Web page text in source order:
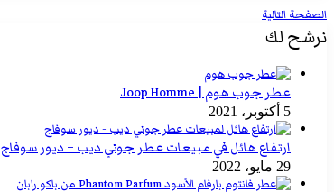
الصفحة التالية
نرشح لك
عطر جوب هوم | Joop Homme
5 أكتوبر، 2021
ارتفاع هائل في مبيعات عطر جوني ديب – ديور سوفاج
29 مايو، 2022